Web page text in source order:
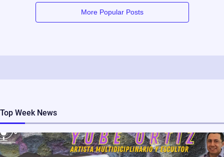
More Popular Posts
Top Week News